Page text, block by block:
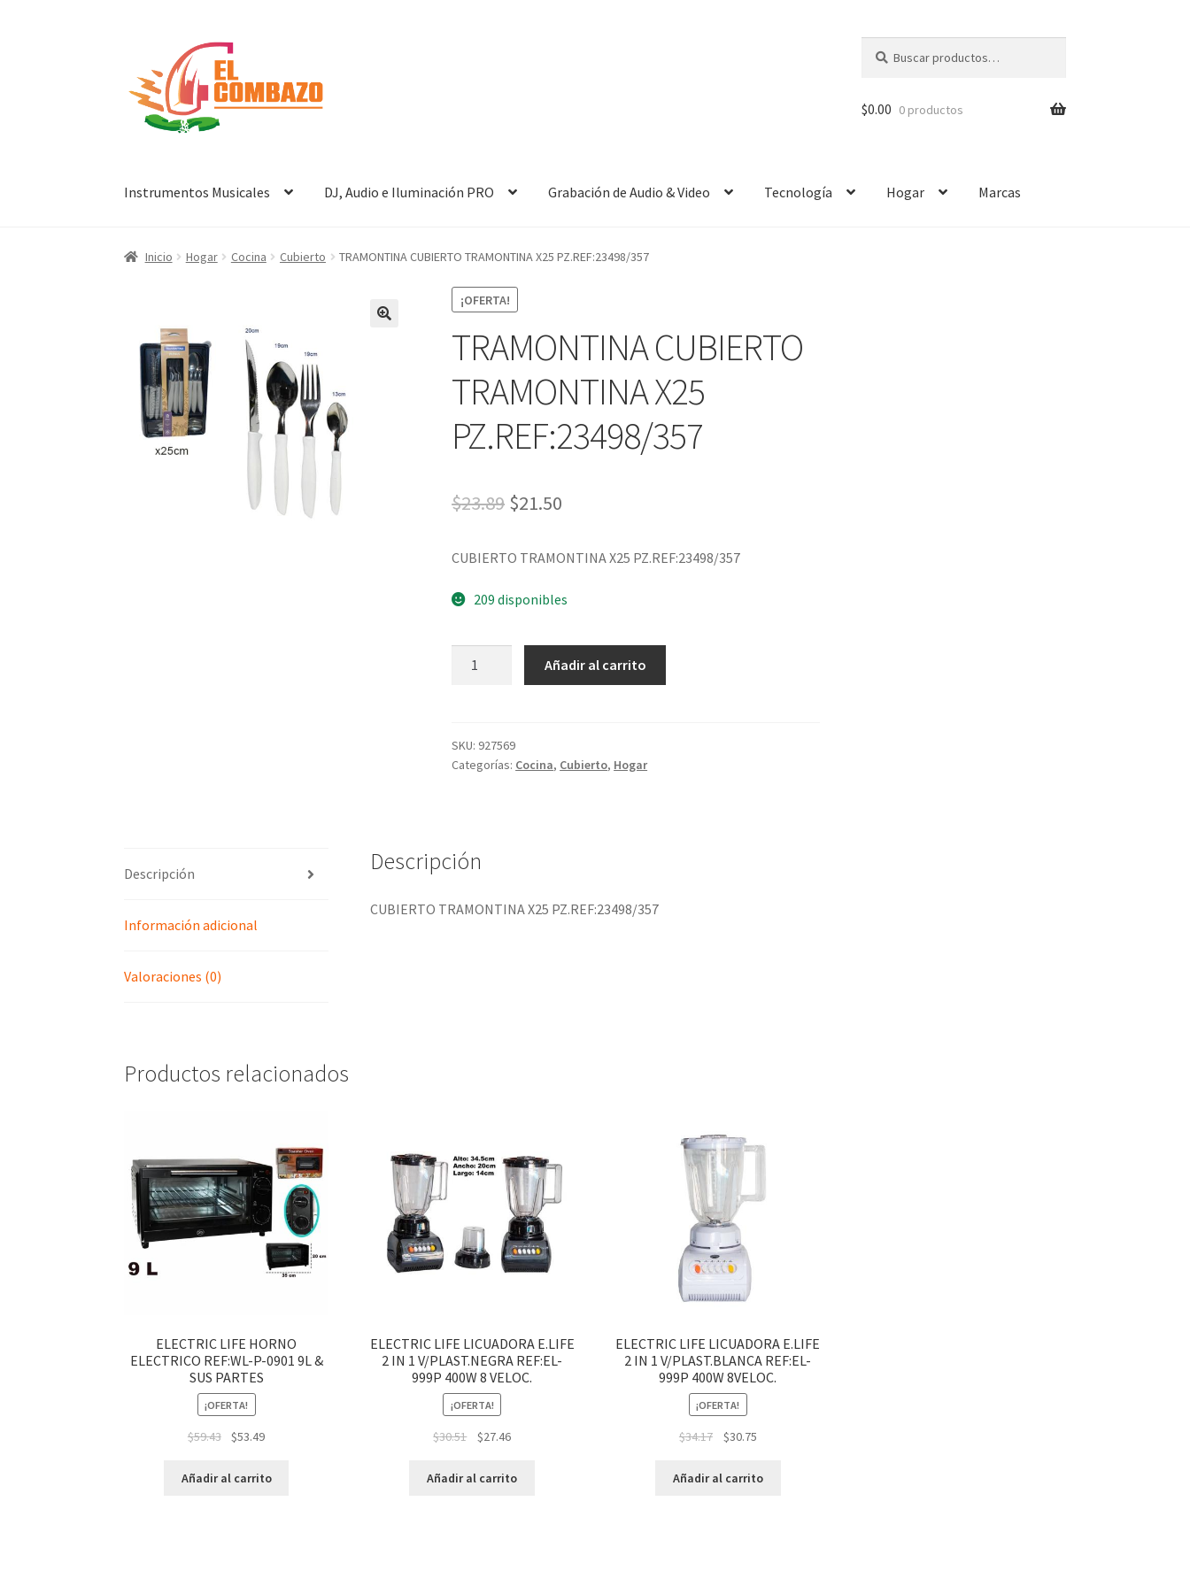
Instrumentos Musicales DJ, Audio e Iluminación PRO Grabación de Audio & Video Tecnología Hogar Marcas
$0.00 0 productos
Inicio Hogar Cocina Cubierto TRAMONTINA CUBIERTO TRAMONTINA X25 PZ.REF:23498/357
¡OFERTA!
TRAMONTINA CUBIERTO
TRAMONTINA X25
PZ.REF:23498/357
$23.89 $21.50
CUBIERTO TRAMONTINA X25 PZ.REF:23498/357
209 disponibles
Añadir al carrito
SKU: 927569
Categorías: Cocina, Cubierto, Hogar
Descripción
Información adicional
Valoraciones (0)
Descripción
CUBIERTO TRAMONTINA X25 PZ.REF:23498/357
Productos relacionados
ELECTRIC LIFE HORNO
ELECTRICO REF:WL-P-0901 9L &
SUS PARTES
¡OFERTA!
$59.43 $53.49
Añadir al carrito
ELECTRIC LIFE LICUADORA E.LIFE
2 IN 1 V/PLAST.NEGRA REF:EL-
999P 400W 8 VELOC.
¡OFERTA!
$30.51 $27.46
Añadir al carrito
ELECTRIC LIFE LICUADORA E.LIFE
2 IN 1 V/PLAST.BLANCA REF:EL-
999P 400W 8VELOC.
¡OFERTA!
$34.17 $30.75
Añadir al carrito